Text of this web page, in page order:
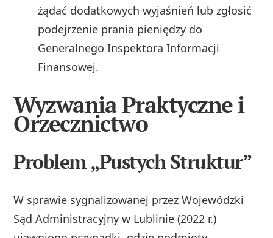
żądać dodatkowych wyjaśnień lub zgłosić
podejrzenie prania pieniędzy do
Generalnego Inspektora Informacji
Finansowej.
Wyzwania Praktyczne i
Orzecznictwo
Problem „Pustych Struktur”
W sprawie sygnalizowanej przez Wojewódzki
Sąd Administracyjny w Lublinie (2022 r.)